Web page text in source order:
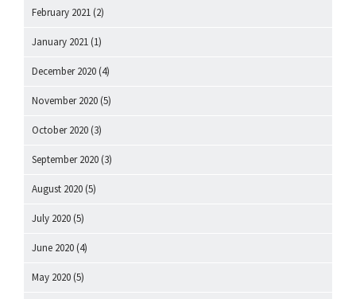
February 2021 (2)
January 2021 (1)
December 2020 (4)
November 2020 (5)
October 2020 (3)
September 2020 (3)
August 2020 (5)
July 2020 (5)
June 2020 (4)
May 2020 (5)